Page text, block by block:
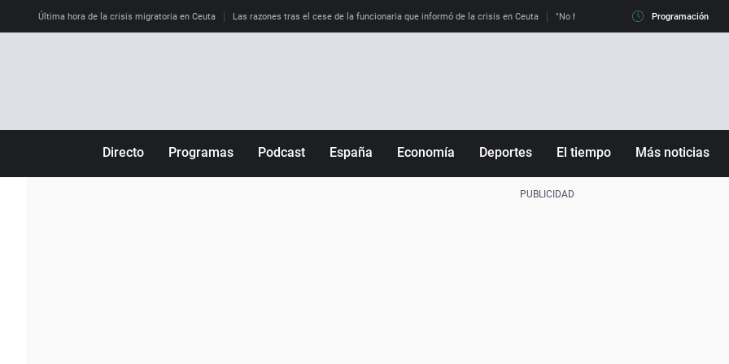
Última hora de la crisis migratoria en Ceuta Las razones tras el cese de la funcionaria que informó de la crisis en Ceuta "No hay mafias, que no nos engañen":
Programación
Directo Programas Podcast España Economía Deportes El tiempo Más noticias